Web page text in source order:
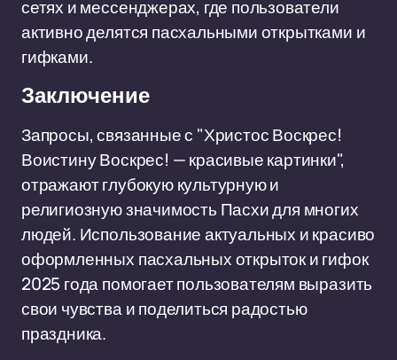
сетях и мессенджерах, где пользователи
активно делятся пасхальными открытками и
гифками.
Заключение
Запросы, связанные с "Христос Воскрес!
Воистину Воскрес! — красивые картинки",
отражают глубокую культурную и
религиозную значимость Пасхи для многих
людей. Использование актуальных и красиво
оформленных пасхальных открыток и гифок
2025 года помогает пользователям выразить
свои чувства и поделиться радостью
праздника.